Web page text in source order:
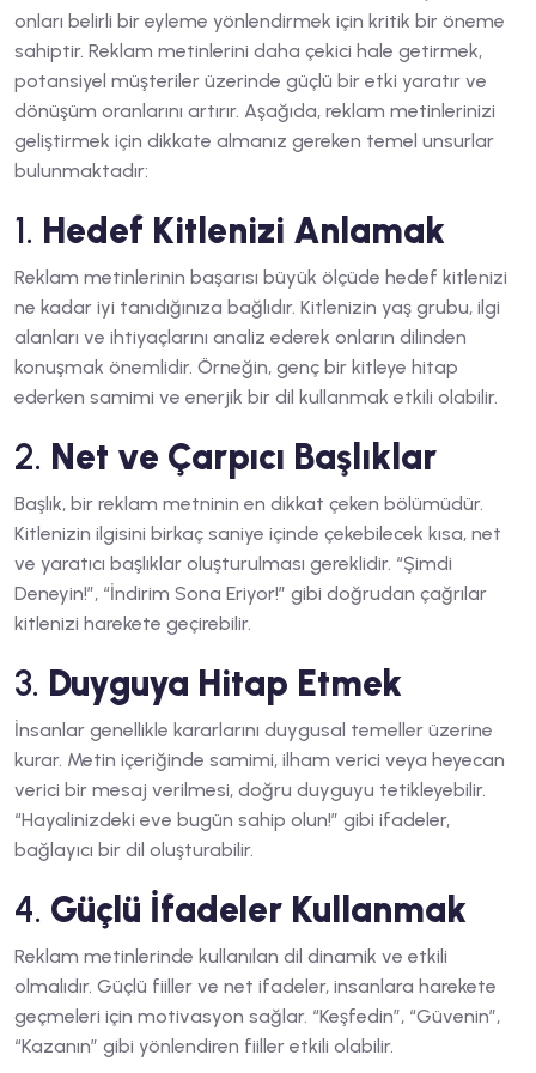
onları belirli bir eyleme yönlendirmek için kritik bir öneme
sahiptir. Reklam metinlerini daha çekici hale getirmek,
potansiyel müşteriler üzerinde güçlü bir etki yaratır ve
dönüşüm oranlarını artırır. Aşağıda, reklam metinlerinizi
geliştirmek için dikkate almanız gereken temel unsurlar
bulunmaktadır:
1. Hedef Kitlenizi Anlamak
Reklam metinlerinin başarısı büyük ölçüde hedef kitlenizi
ne kadar iyi tanıdığınıza bağlıdır. Kitlenizin yaş grubu, ilgi
alanları ve ihtiyaçlarını analiz ederek onların dilinden
konuşmak önemlidir. Örneğin, genç bir kitleye hitap
ederken samimi ve enerjik bir dil kullanmak etkili olabilir.
2. Net ve Çarpıcı Başlıklar
Başlık, bir reklam metninin en dikkat çeken bölümüdür.
Kitlenizin ilgisini birkaç saniye içinde çekebilecek kısa, net
ve yaratıcı başlıklar oluşturulması gereklidir. “Şimdi
Deneyin!”, “İndirim Sona Eriyor!” gibi doğrudan çağrılar
kitlenizi harekete geçirebilir.
3. Duyguya Hitap Etmek
İnsanlar genellikle kararlarını duygusal temeller üzerine
kurar. Metin içeriğinde samimi, ilham verici veya heyecan
verici bir mesaj verilmesi, doğru duyguyu tetikleyebilir.
“Hayalinizdeki eve bugün sahip olun!” gibi ifadeler,
bağlayıcı bir dil oluşturabilir.
4. Güçlü İfadeler Kullanmak
Reklam metinlerinde kullanılan dil dinamik ve etkili
olmalıdır. Güçlü fiiller ve net ifadeler, insanlara harekete
geçmeleri için motivasyon sağlar. “Keşfedin”, “Güvenin”,
“Kazanın” gibi yönlendiren fiiller etkili olabilir.